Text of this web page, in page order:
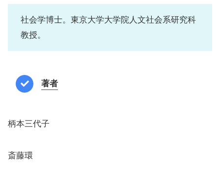
社会学博士。東京大学大学院人文社会系研究科
教授。
著者
柄本三代子
斎藤環